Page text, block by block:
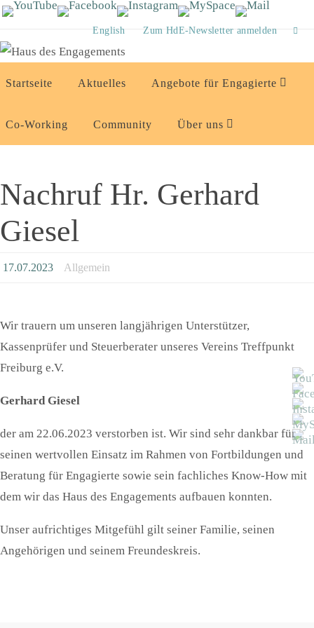
Zum
springen
English Zum HdE-Newsletter anmelden
Inhalt
Startseite Aktuelles Angebote für Engagierte
Co-Working Community Über uns
Nachruf Hr. Gerhard
Giesel
17.07.2023 Allgemein
Wir trauern um unseren langjährigen Unterstützer,
Kassenprüfer und Steuerberater unseres Vereins Treffpunkt
Freiburg e.V.
Gerhard Giesel
der am 22.06.2023 verstorben ist. Wir sind sehr dankbar für
seinen wertvollen Einsatz im Rahmen von Fortbildungen und
Beratung für Engagierte sowie sein fachliches Know-How mit
dem wir das Haus des Engagements aufbauen konnten.
Unser aufrichtiges Mitgefühl gilt seiner Familie, seinen
Angehörigen und seinem Freundeskreis.